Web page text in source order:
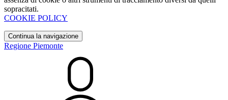
sopracitati.
COOKIE POLICY
Continua la navigazione
Regione Piemonte